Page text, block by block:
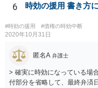
そのタイミングなどご本人
6 時効の援用 書き方
#時効の援用 #債権の時効中断
2020年10月31日
匿名A 弁護士
> 確実に時効になっている場
付部分を省略して、最終弁済